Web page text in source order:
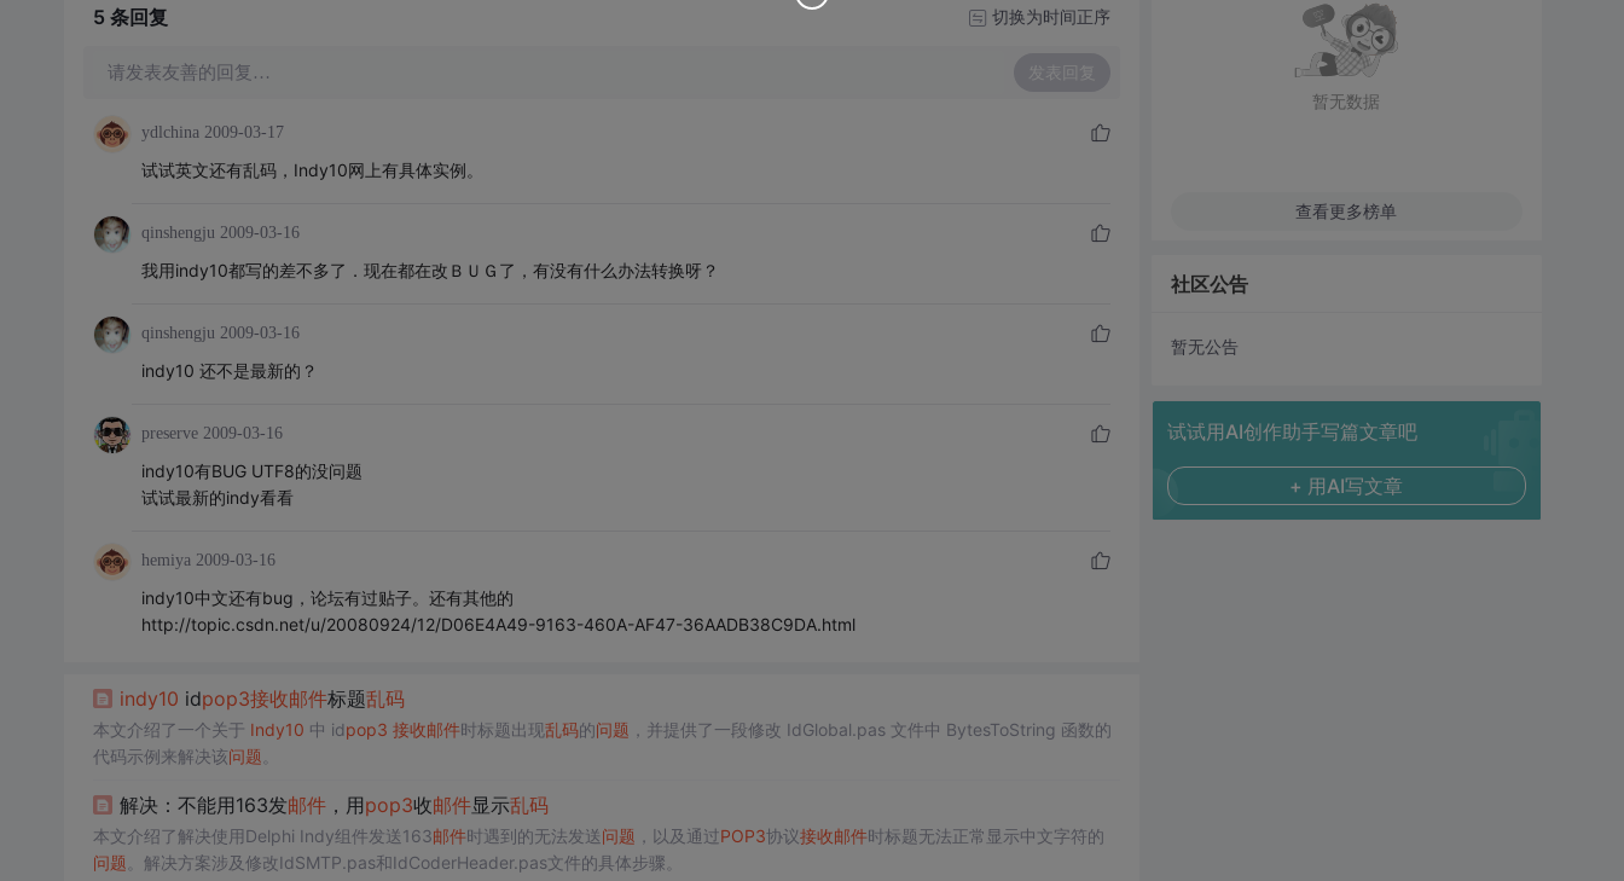
5 条回复 切换为时间正序
请发表友善的回复… 发表回复
ydlchina 2009-03-17
试试英文还有乱码，Indy10网上有具体实例。
qinshengju 2009-03-16
我用indy10都写的差不多了．现在都在改ＢＵＧ了，有没有什么办法转换呀？
qinshengju 2009-03-16
indy10 还不是最新的？
preserve 2009-03-16
indy10有BUG UTF8的没问题
试试最新的indy看看
hemiya 2009-03-16
indy10中文还有bug，论坛有过贴子。还有其他的
http://topic.csdn.net/u/20080924/12/D06E4A49-9163-460A-AF47-36AADB38C9DA.html
indy10 idpop3接收邮件标题乱码
本文介绍了一个关于 Indy10 中 idpop3 接收邮件时标题出现乱码的问题 ，并提供了一段修改 IdGlobal.pas 文件中 BytesToString 函数的
代码示例来解决该问题
解决：不能用163发邮件，用pop3收邮件显示乱码
本文介绍了解决使用Delphi Indy组件发送163邮件时遇到的无法发送问题 ，以及通过POP3协议接收邮件时标题无法正常显示中文字符的
问题 。解决方案涉及修改IdSMTP.pas和IdCoderHeader.pas文件的具体步骤。
暂无数据
查看更多榜单
社区公告
暂无公告
试试用AI创作助手写篇文章吧
+ 用AI写文章